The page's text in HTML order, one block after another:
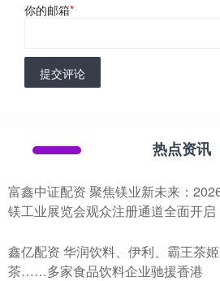
你的邮箱*
提交评论
热点资讯
富鑫中证配资 聚焦镁业新未来：
镁工业展览会观众注册通道全面开启
鑫亿配资 华润饮料、伊利、霸王茶
茶……多家食品饮料企业驰援香港